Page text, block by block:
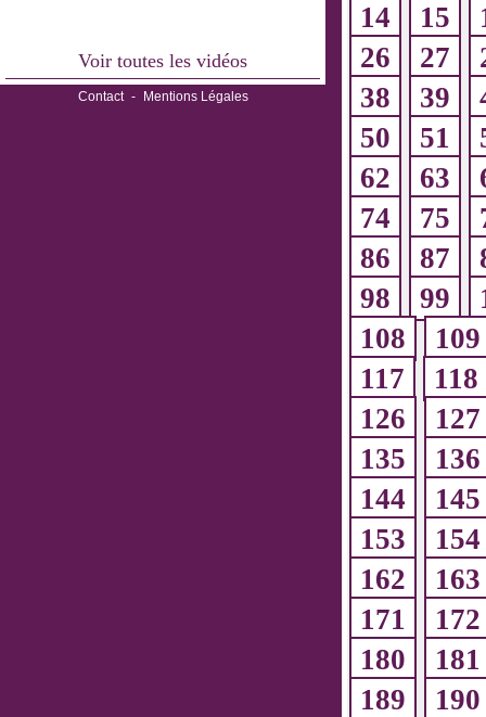
Voir toutes les vidéos
Contact - Mentions Légales
14
15
26
27
38
39
50
51
62
63
74
75
86
87
98
99
108
109
117
118
126
127
135
136
144
145
153
154
162
163
171
172
180
181
189
190